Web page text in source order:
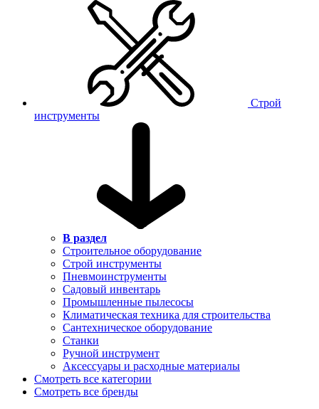
Строй
инструменты
В раздел
Строительное оборудование
Строй инструменты
Пневмоинструменты
Садовый инвентарь
Промышленные пылесосы
Климатическая техника для строительства
Сантехническое оборудование
Станки
Ручной инструмент
Аксессуары и расходные материалы
Смотреть все категории
Смотреть все бренды